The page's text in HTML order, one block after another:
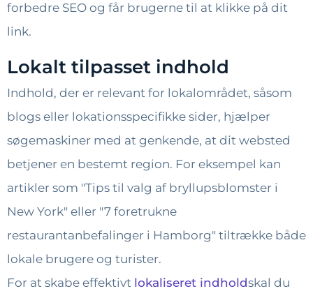
forbedre SEO og får brugerne til at klikke på dit
link.
Lokalt tilpasset indhold
Indhold, der er relevant for lokalområdet, såsom
blogs eller lokationsspecifikke sider, hjælper
søgemaskiner med at genkende, at dit websted
betjener en bestemt region. For eksempel kan
artikler som "Tips til valg af bryllupsblomster i
New York" eller "7 foretrukne
restaurantanbefalinger i Hamborg" tiltrække både
lokale brugere og turister.
For at skabe effektivt lokaliseret indholdskal du